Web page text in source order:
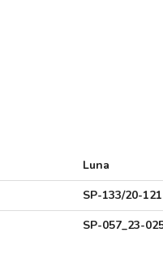
Luna
SP-133/20-121
SP-057_23-